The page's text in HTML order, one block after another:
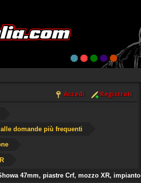
Accedi Registrati
domande più frequenti
47mm, piastre Crf, mozzo XR,